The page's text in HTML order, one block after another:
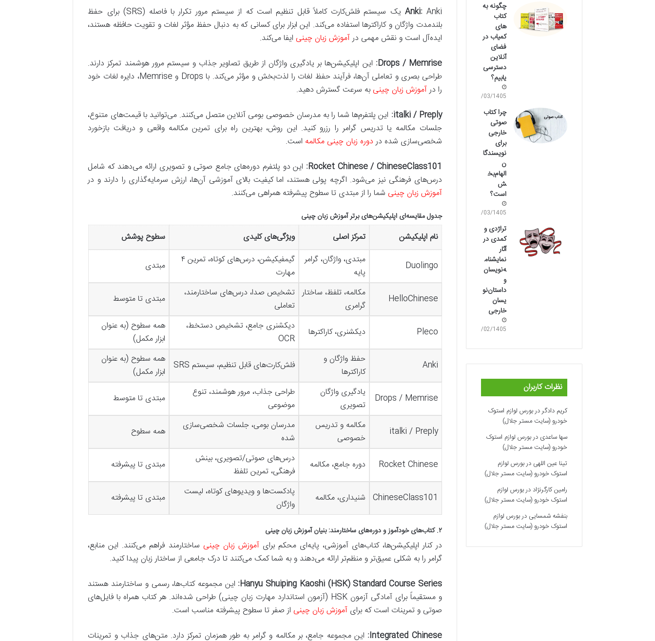
Anki:
Anki یک سیستم فلش‌کارت کاملاً قابل تنظیم است که از سیستم مرور تکرار با فاصله (SRS) برای حفظ
بلندمدت واژگان و کاراکترها استفاده می‌کند. این ابزار برای کسانی که به دنبال حفظ مؤثر لغات و تقویت حافظه هستند،
ایده‌آل است و نقش مهمی درآموزش زبان چینی ایفا می‌کند.
Drops / Memrise: این اپلیکیشن‌ها بر یادگیری واژگان از طریق تصاویر جذاب و سیستم مرور هوشمند تمرکز دارند.
طراحی بصری و تعاملی آن‌ها، فرآیند حفظ لغات را لذت‌بخش و مؤثر می‌کند. با Drops و Memrise، دایره لغات خود
را درآموزش زبان چینی به سرعت گسترش دهید.
italki / Preply: این پلتفرم‌ها شما را به مدرسان خصوصی بومی آنلاین متصل می‌کنند. می‌توانید با قیمت‌های متنوع،
جلسات مکالمه یا تدریس گرامر را رزرو کنید. این روش، بهترین راه برای تمرین مکالمه واقعی و دریافت بازخورد
شخصی‌سازی شده دردوره زبان چینی مکالمه است.
Rocket Chinese / ChineseClass101: این دو پلتفرم دوره‌های جامع صوتی و تصویری ارائه می‌دهند که شامل
درس‌های فرهنگی نیز می‌شود. اگرچه پولی هستند، اما کیفیت بالای آموزشی آن‌ها، ارزش سرمایه‌گذاری را دارند و در
آموزش زبان چینی شما را از مبتدی تا سطوح پیشرفته همراهی می‌کنند.
جدول مقایسه‌ای اپلیکیشن‌های برتر آموزش زبان چینی
نام اپلیکیشن تمرکز اصلی ویژگی‌های کلیدی سطوح پوشش
Duolingo
مبتدی، واژگان، گرامر
پایه
گیمفیکیشن، درس‌های کوتاه، تمرین ۴
مهارت
مبتدی
HelloChinese
مکالمه، تلفظ، ساختار
گرامری
تشخیص صدا، درس‌های ساختارمند،
تعاملی
مبتدی تا متوسط
Pleco دیکشنری، کاراکترها
دیکشنری جامع، تشخیص دستخط،
OCR
همه سطوح (به عنوان
ابزار مکمل)
Anki
حفظ واژگان و
کاراکترها
فلش‌کارت‌های قابل تنظیم، سیستم SRS
همه سطوح (به عنوان
ابزار مکمل)
Drops / Memrise
یادگیری واژگان
تصویری
طراحی جذاب، مرور هوشمند، تنوع
موضوعی
مبتدی تا متوسط
italki / Preply
مکالمه و تدریس
خصوصی
مدرسان بومی، جلسات شخصی‌سازی
شده
همه سطوح
Rocket Chinese دوره جامع، مکالمه
درس‌های صوتی/تصویری، بینش
فرهنگی، تمرین تلفظ
مبتدی تا پیشرفته
ChineseClass101 شنیداری، مکالمه
پادکست‌ها و ویدیوهای کوتاه، لیست
واژگان
مبتدی تا پیشرفته
۲. کتاب‌های خودآموز و دوره‌های ساختارمند: بنیان آموزش زبان چینی
در کنار اپلیکیشن‌ها، کتاب‌های آموزشی، پایه‌ای محکم برایآموزش زبان چینی ساختارمند فراهم می‌کنند. این منابع،
گرامر را به شکلی عمیق‌تر و منظم‌تر ارائه می‌دهند و به شما کمک می‌کنند تا درک جامعی از ساختار زبان پیدا کنید.
Hanyu Shuiping Kaoshi (HSK) Standard Course Series: این مجموعه کتاب‌ها، رسمی و ساختارمند هستند
و مستقیماً برای آمادگی آزمون HSK (آزمون استاندارد مهارت زبان چینی) طراحی شده‌اند. هر کتاب همراه با فایل‌های
صوتی و تمرینات است که برایآموزش زبان چینی از صفر تا سطوح پیشرفته مناسب است.
Integrated Chinese: این مجموعه جامع، بر مکالمه و گرامر به طور همزمان تمرکز دارد. متن‌های جذاب و تمرینات
چگونه به
کتاب
های
کمیاب در
فضای
آنلاین
دسترسی
یابیم؟
11/03/1405
چرا کتاب
صوتی
خارجی
برای
نویسندگا
ن
الهام‌بخ
ش
است؟
05/03/1405
تراژدی و
کمدی در
آثار
نمایشنام
ه‌نویسان
و
داستان‌نو
یسان
خارجی
31/02/1405
نظرات کاربران
کریم دادگردربورس لوازم استوک
خودرو (سایت مستر جلال)
سها ساعدی دربورس لوازم استوک
خودرو (سایت مستر جلال)
تینا عین اللهی دربورس لوازم
استوک خودرو (سایت مستر جلال)
رامین کارگرنژاد دربورس لوازم
استوک خودرو (سایت مستر جلال)
بنفشه شمسایی دربورس لوازم
استوک خودرو (سایت مستر جلال)